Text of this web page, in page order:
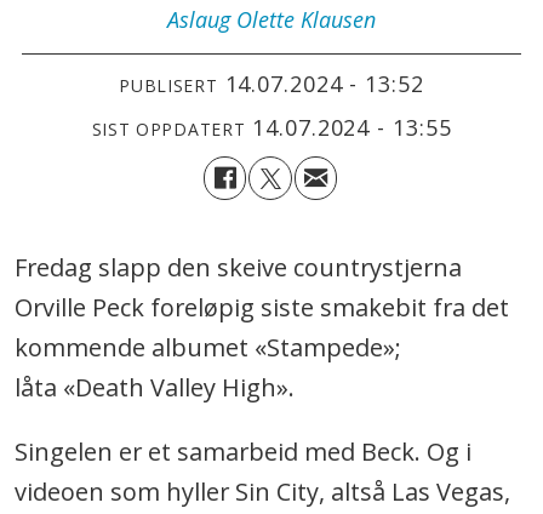
Aslaug Olette Klausen
PUBLISERT 14.07.2024 - 13:52
SIST OPPDATERT 14.07.2024 - 13:55
Fredag slapp den skeive countrystjerna
Orville Peck foreløpig siste smakebit fra det
kommende albumet «Stampede»;
låta «Death Valley High».
Singelen er et samarbeid med Beck. Og i
videoen som hyller Sin City, altså Las Vegas,